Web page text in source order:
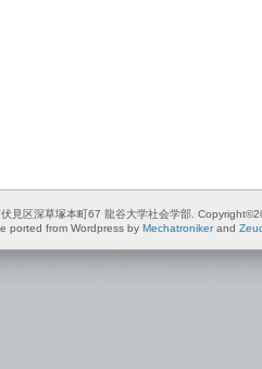
伏見区深草塚本町67 龍谷大学社会学部.
ported from Wordpress by Mechatronikerand